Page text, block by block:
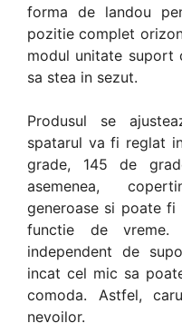
forma de landou
pozitie complet
modul unitate suport
sa stea in sezut.
Produsul se
spatarul va fi reglat
grade, 145 de
asemenea,
generoase si poate
functie de
independent de
incat cel mic sa
comoda. Astfel,
nevoilor.